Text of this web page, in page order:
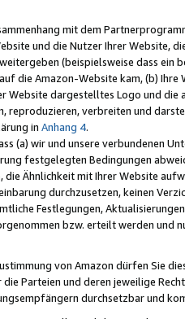
mit dem
und die Nutzer Ihrer Website,
(beispielsweise dass
die Amazon-Website kam, (b)
Website dargestelltes Logo und
reproduzieren, verbreiten und
in Anhang 4.
(a) wir und unsere verbundenen
festgelegten Bedingungen
Ähnlichkeit mit Ihrer Website
durchzusetzen, keinen
Festlegungen,
bzw. erteilt werden
von Amazon dürfen Sie
Parteien und deren jeweilige
durchsetzbar und